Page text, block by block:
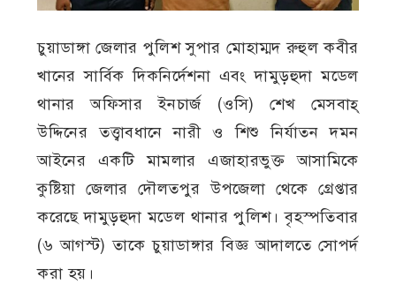
চুয়াডাঙ্গা জেলার পুলিশ সুপার মোহাম্মদ রুহুল কবীর
খানের সার্বিক দিকনির্দেশনা এবং দামুড়হুদা মডেল
থানার অফিসার ইনচার্জ (ওসি) শেখ মেসবাহ্
উদ্দিনের তত্ত্বাবধানে নারী ও শিশু নির্যাতন দমন
আইনের একটি মামলার এজাহারভুক্ত আসামিকে
কুষ্টিয়া জেলার দৌলতপুর উপজেলা থেকে গ্রেপ্তার
করেছে দামুড়হুদা মডেল থানার পুলিশ। বৃহস্পতিবার
(৬ আগস্ট) তাকে চুয়াডাঙ্গার বিজ্ঞ আদালতে সোপর্দ
করা হয়।